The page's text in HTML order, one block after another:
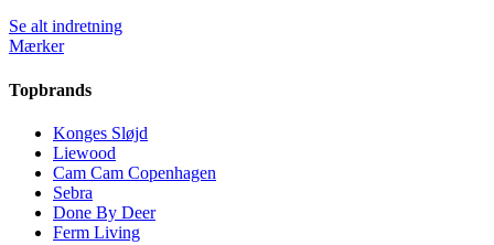
Se alt indretning
Mærker
Topbrands
Konges Sløjd
Liewood
Cam Cam Copenhagen
Sebra
Done By Deer
Ferm Living